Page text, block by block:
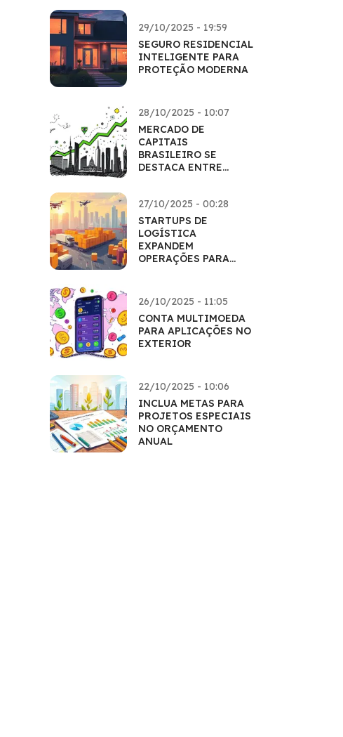
29/10/2025 - 19:59
SEGURO RESIDENCIAL
INTELIGENTE PARA
PROTEÇÃO MODERNA
28/10/2025 - 10:07
MERCADO DE
CAPITAIS
BRASILEIRO SE
DESTACA ENTRE
27/10/2025 - 00:28
STARTUPS DE
LOGÍSTICA
EXPANDEM
OPERAÇÕES PARA
26/10/2025 - 11:05
CONTA MULTIMOEDA
PARA APLICAÇÕES NO
EXTERIOR
22/10/2025 - 10:06
INCLUA METAS PARA
PROJETOS ESPECIAIS
NO ORÇAMENTO
ANUAL